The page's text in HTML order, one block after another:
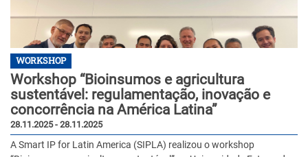
WORKSHOP
Workshop “Bioinsumos e agricultura
sustentável: regulamentação, inovação e
concorrência na América Latina”
28.11.2025 - 28.11.2025
A Smart IP for Latin America (SIPLA) realizou o workshop